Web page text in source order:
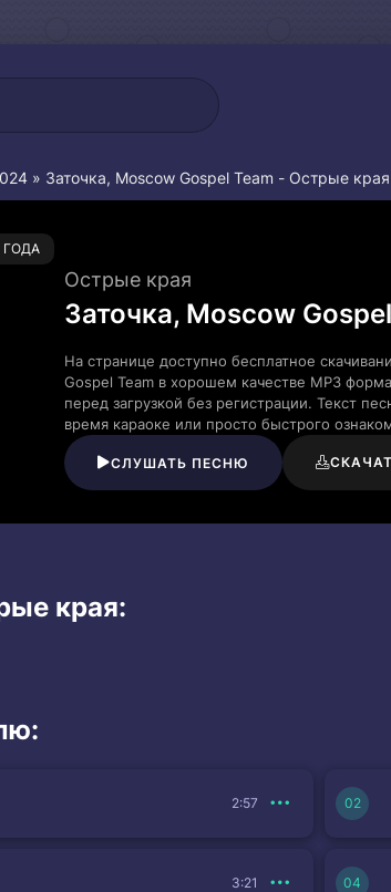
» Заточка, Moscow Gospel Team - Острые края
ГОДА
Острые края
Заточка, Moscow
На странице доступно бесплатное
Gospel Team в хорошем качестве MP3
перед загрузкой без регистрации. Текст
время караоке или просто быстрого
СЛУШАТЬ ПЕСНЮ
края:
2:57
3:21